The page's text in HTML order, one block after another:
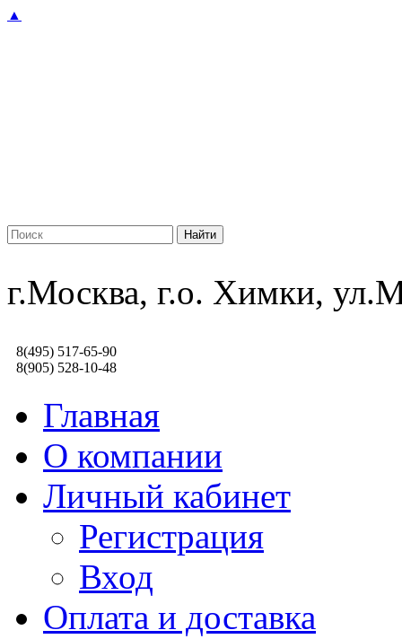
▲
г.Москва, г.о. Химки,
8(495) 517-65-90
8(905) 528-10-48
Главная
О компании
Личный кабинет
Регистрация
Вход
Оплата и доставка